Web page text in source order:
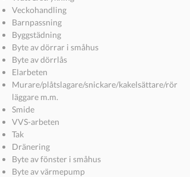
Veckohandling
Barnpassning
Byggstädning
Byte av dörrar i småhus
Byte av dörrlås
Elarbeten
Murare/plåtslagare/snickare/kakelsättare/rör
läggare m.m.
Smide
VVS-arbeten
Tak
Dränering
Byte av fönster i småhus
Byte av värmepump